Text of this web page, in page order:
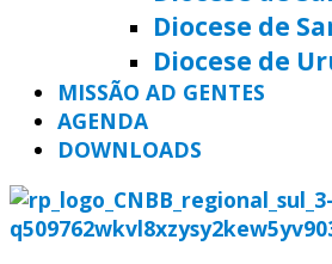
Diocese de
Diocese de
MISSÃO AD GENTES
AGENDA
DOWNLOADS